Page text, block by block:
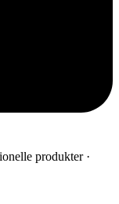
produkter ·